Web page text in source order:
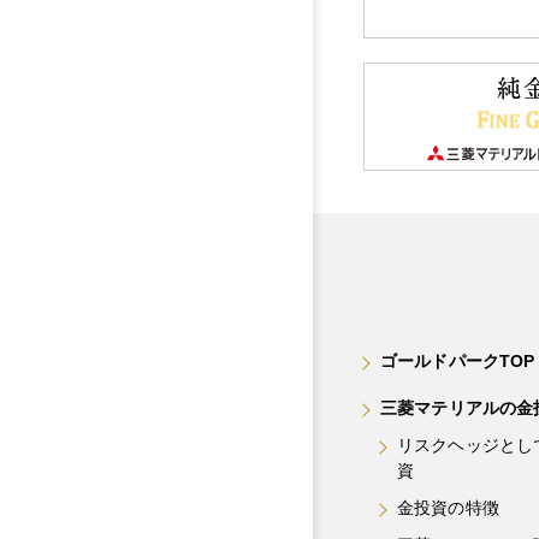
ゴールドパークTOP
三菱マテリアルの金
リスクヘッジとし
資
金投資の特徴